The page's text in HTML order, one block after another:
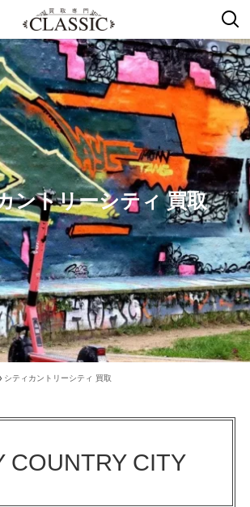
ントリーシティ 買取
シティカントリーシティ 買取
COUNTRY CITY